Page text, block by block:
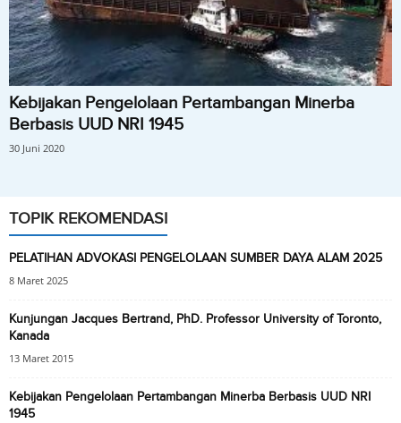
Kebijakan Pengelolaan Pertambangan Minerba
Berbasis UUD NRI 1945
30 Juni 2020
TOPIK REKOMENDASI
PELATIHAN ADVOKASI PENGELOLAAN SUMBER DAYA ALAM 2025
8 Maret 2025
Kunjungan Jacques Bertrand, PhD. Professor University of Toronto,
Kanada
13 Maret 2015
Kebijakan Pengelolaan Pertambangan Minerba Berbasis UUD NRI
1945